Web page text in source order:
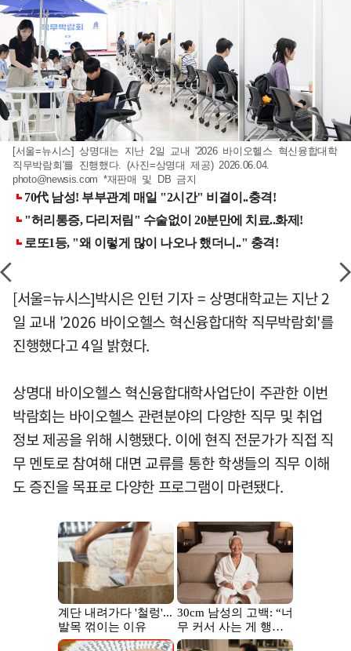
[서울=뉴시스] 상명대는 지난 2일 교내 '2026 바이오헬스 혁신융합대학
직무박람회'를 진행했다. (사진=상명대 제공) 2026.06.04.
photo@newsis.com *재판매 및 DB 금지
[서울=뉴시스]박시은 인턴 기자 = 상명대학교는 지난 2
일 교내 '2026 바이오헬스 혁신융합대학 직무박람회'를
진행했다고 4일 밝혔다.
상명대 바이오헬스 혁신융합대학사업단이 주관한 이번
박람회는 바이오헬스 관련분야의 다양한 직무 및 취업
정보 제공을 위해 시행됐다. 이에 현직 전문가가 직접 직
무 멘토로 참여해 대면 교류를 통한 학생들의 직무 이해
도 증진을 목표로 다양한 프로그램이 마련됐다.